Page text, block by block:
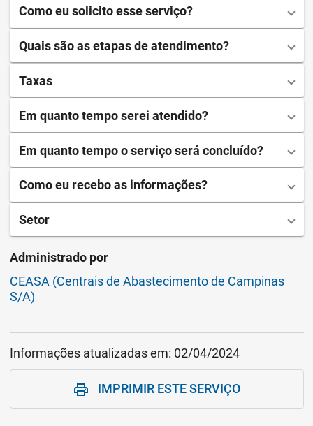
Como eu solicito esse serviço?
Quais são as etapas de atendimento?
Taxas
Em quanto tempo serei atendido?
Em quanto tempo o serviço será concluído?
Como eu recebo as informações?
Setor
Administrado por
CEASA (Centrais de Abastecimento de Campinas
S/A)
Informações atualizadas em: 02/04/2024
print IMPRIMIR ESTE SERVIÇO